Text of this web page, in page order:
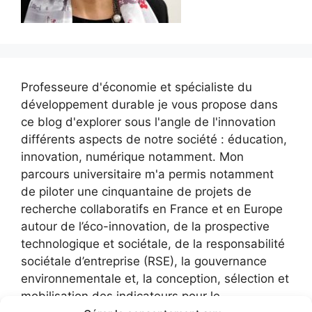
Professeure d'économie et spécialiste du
développement durable je vous propose dans
ce blog d'explorer sous l'angle de l'innovation
différents aspects de notre société : éducation,
innovation, numérique notamment. Mon
parcours universitaire m'a permis notamment
de piloter une cinquantaine de projets de
recherche collaboratifs en France et en Europe
autour de l’éco-innovation, de la prospective
technologique et sociétale, de la responsabilité
sociétale d’entreprise (RSE), la gouvernance
environnementale et, la conception, sélection et
mobilisation des indicateurs pour le